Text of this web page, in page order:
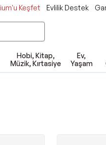
Keşfet Evlilik Destek
Hobi, Kitap,
Müzik, Kırtasiye
Ev,
Yaşam